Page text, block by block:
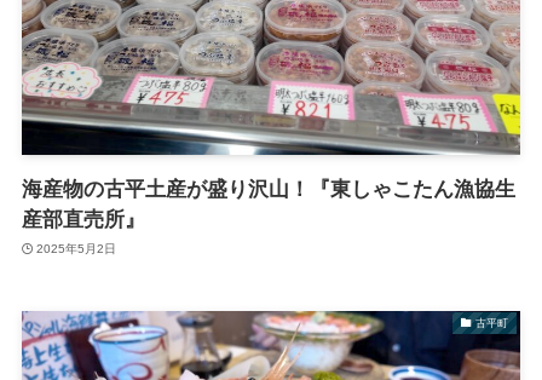
海産物の古平土産が盛り沢山！『東しゃこたん漁協生
産部直売所』
2025年5月2日
古平町